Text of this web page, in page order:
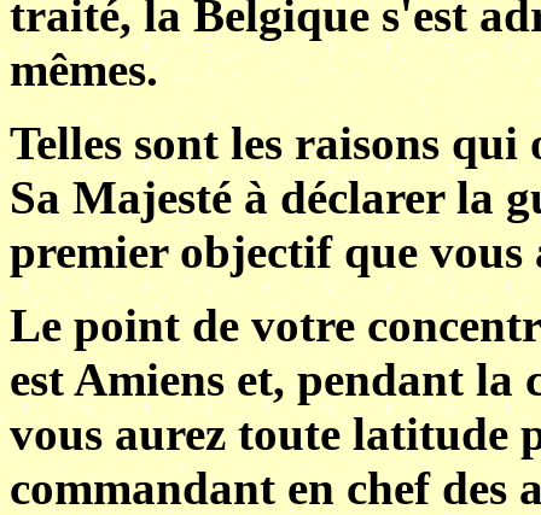
traité, la Belgique s'est
mêmes.
Telles sont les raisons
Sa Majesté à déclarer la
premier objectif que vous
Le point de votre
est Amiens et, pendant la
vous aurez toute latitude
commandant en chef des